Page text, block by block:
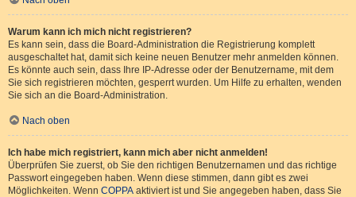
Warum kann ich mich nicht registrieren?
Es kann sein, dass die Board-Administration die Registrierung komplett
ausgeschaltet hat, damit sich keine neuen Benutzer mehr anmelden können.
Es könnte auch sein, dass Ihre IP-Adresse oder der Benutzername, mit dem
Sie sich registrieren möchten, gesperrt wurden. Um Hilfe zu erhalten, wenden
Sie sich an die Board-Administration.
Nach oben
Ich habe mich registriert, kann mich aber nicht anmelden!
Überprüfen Sie zuerst, ob Sie den richtigen Benutzernamen und das richtige
Passwort eingegeben haben. Wenn diese stimmen, dann gibt es zwei
Möglichkeiten. Wenn COPPA aktiviert ist und Sie angegeben haben, dass Sie